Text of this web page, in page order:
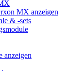
MX anzeigen
& -sets
anzeigen